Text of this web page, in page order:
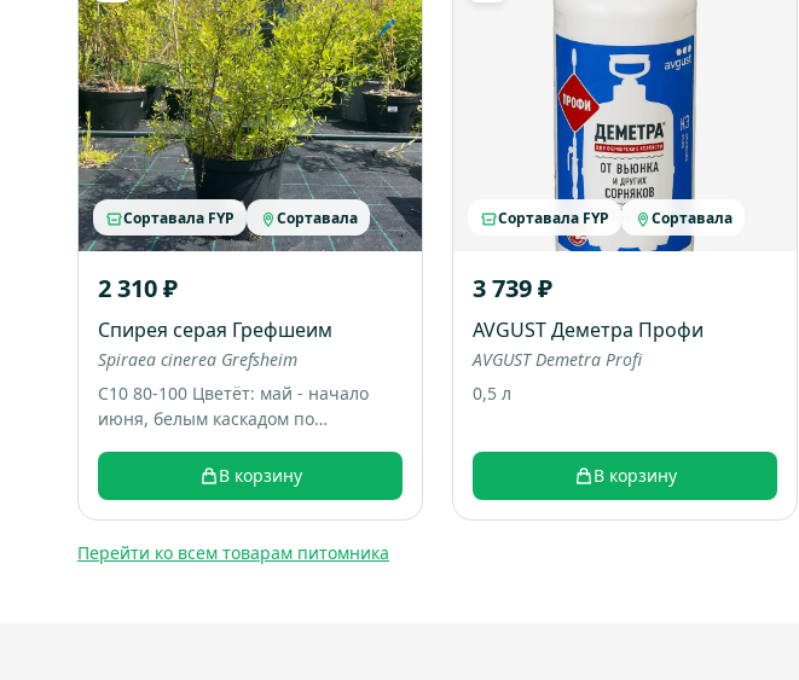
Сортавала FYP Сортавала
2 310 ₽
Спирея серая Грефшеим
Spiraea cinerea Grefsheim
С10 80-100 Цветёт: май - начало
июня, белым каскадом по
раскидистый куст, весной весь
покрывается белыми цветами,
выглядит как “белый фонтан”.
Итоговый размер: примерно 1,5-2
м высотой и шириной.
В корзину
Сортавала FYP Сортавала
3 739 ₽
AVGUST Деметра Профи
AVGUST Demetra Profi
0,5 л
В корзину
Перейти ко всем товарам питомника